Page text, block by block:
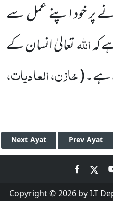
پر خود اپنے عمل سے
کہاللّٰہتعالیٰ انسان کے
ہے۔(خازن، العادیات،
Next Ayat Prev Ayat
Copyright © 2026 by I.T